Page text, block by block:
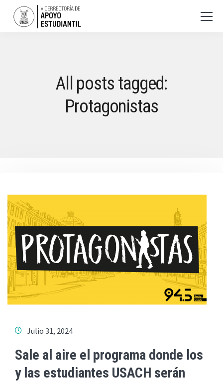
All posts tagged:
Protagonistas
Julio 31, 2024
Sale al aire el programa donde los
y las estudiantes USACH serán